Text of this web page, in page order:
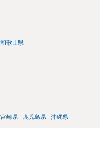
和歌山県
宮崎県 鹿児島県 沖縄県